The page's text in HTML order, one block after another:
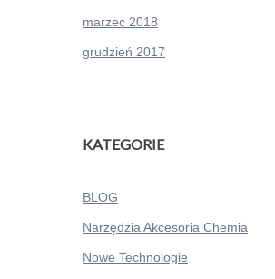
marzec 2018
grudzień 2017
KATEGORIE
BLOG
Narzędzia Akcesoria Chemia
Nowe Technologie